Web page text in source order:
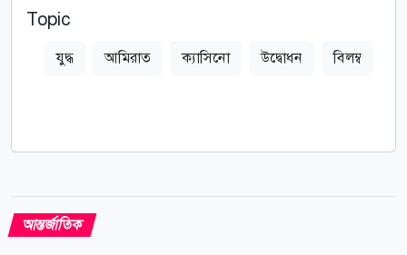
Topic
যুদ্ধ আমিরাত ক্যাসিনো উদ্বোধন বিলম্ব
আন্তর্জাতিক